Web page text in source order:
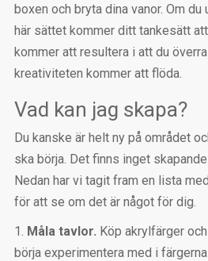
boxen och bryta dina vanor. Om
här sättet kommer ditt tankesätt
kommer att resultera i att du
kreativiteten kommer att flöda.
Vad kan jag skapa?
Du kanske är helt ny på området
ska börja. Det finns inget
Nedan har vi tagit fram en lista
för att se om det är något för dig.
Måla tavlor. Köp akrylfärger
börja experimentera med i